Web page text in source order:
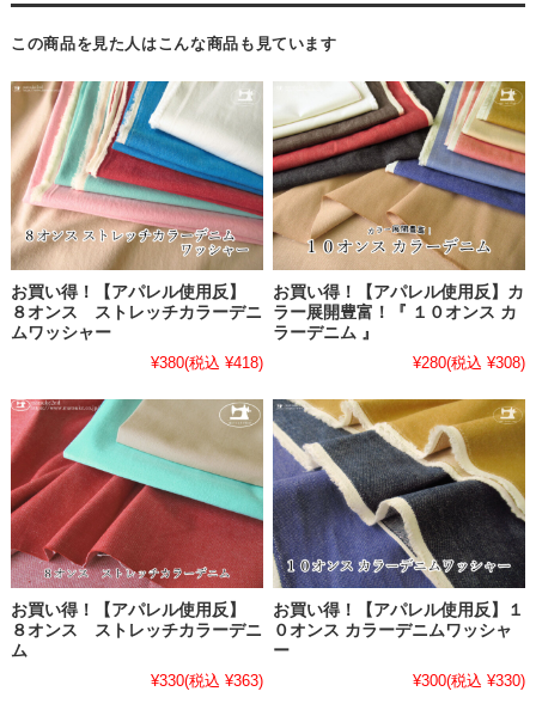
この商品を見た人はこんな商品も見ています
お買い得！【アパレル使用反】
８オンス ストレッチカラーデニ
ムワッシャー
¥380(税込 ¥418)
お買い得！【アパレル使用反】カ
ラー展開豊富！『 １０オンス カ
ラーデニム 』
¥280(税込 ¥308)
お買い得！【アパレル使用反】
８オンス ストレッチカラーデニ
ム
¥330(税込 ¥363)
お買い得！【アパレル使用反】１
０オンス カラーデニムワッシャ
ー
¥300(税込 ¥330)